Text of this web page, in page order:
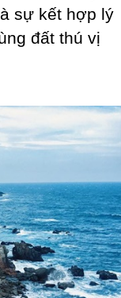
sự kết hợp lý
đất thú vị